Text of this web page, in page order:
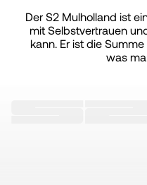
Der S2 Mulholland ist
mit Selbstvertrauen
kann. Er ist die
was